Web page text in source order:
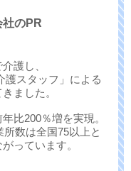
社のPR
護し、
護スタッフ」による
ました。
比200％増を実現。
数は全国75以上と
っています。